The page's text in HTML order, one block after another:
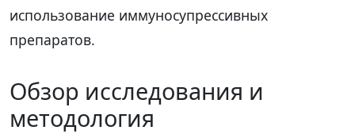
использование иммуносупрессивных
препаратов.
Обзор исследования и
методология